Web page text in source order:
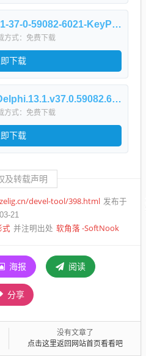
RADStudio-13-1-37-0-59082-6021-KeyPatch.7z
方式：免费下载
下载
Embarcadero.Delphi.13.1.v37.0.59082.6021.Lite.v19.1.7z
方式：免费下载
下载
及转载声明
devel-tool/398.html 发布于
03-21
式 并注明出处 软角落 -SoftNook
海报 阅读
分享
没有文章了
点击这里返回网站首页看看吧